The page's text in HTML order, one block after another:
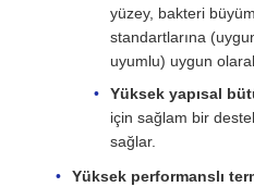
yüzey, bakteri
standartlarına
uyumlu) uygun
Yüksek yapısal
için sağlam bir
sağlar.
Yüksek performanslı